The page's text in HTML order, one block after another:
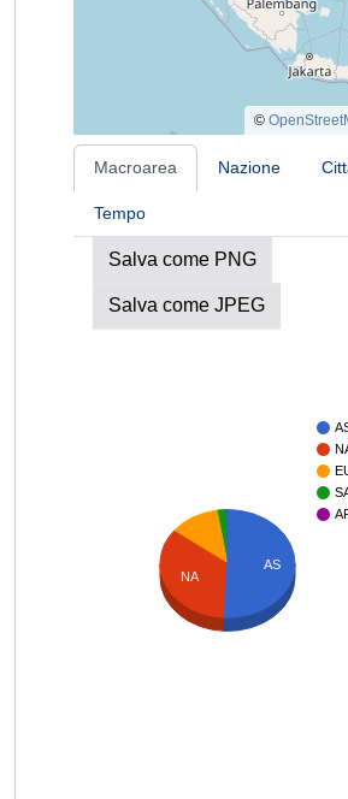
©
Macroarea Nazione
Tempo
Salva come PNG
Salva come JPEG
NA
AS